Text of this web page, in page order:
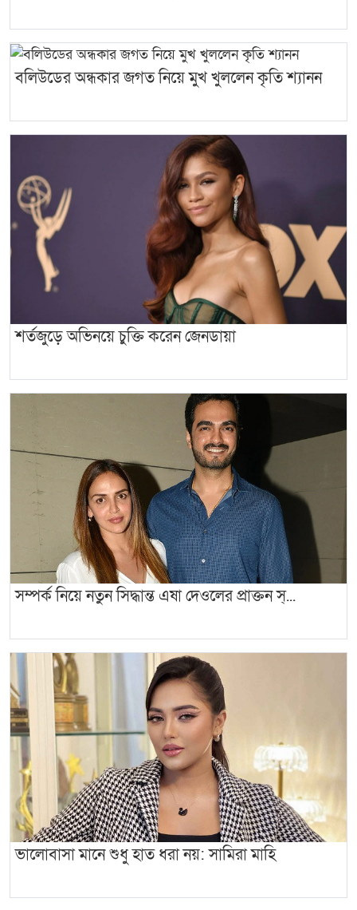
বলিউডের অন্ধকার জগত নিয়ে মুখ খুললেন কৃতি শ্যানন
শর্তজুড়ে অভিনয়ে ‍চুক্তি করেন জেনডায়া
সম্পর্ক নিয়ে নতুন সিদ্ধান্ত এষা দেওলের প্রাক্তন স্...
ভালোবাসা মানে শুধু হাত ধরা নয়: সামিরা মাহি